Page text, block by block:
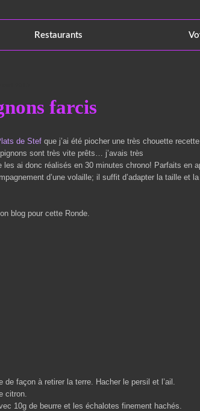
Restaurants
farcis
de Stef que j’ai été piocher une très chouette
sont très vite prêts… j’avais très
ai donc réalisés en 30 minutes chrono! Parfaits en
d’une volaille; il suffit d’adapter la taille et la
blog pour cette Ronde.
façon à retirer la terre. Hacher le persil et l’ail.
citron.
10g de beurre et les échalotes finement hachés.